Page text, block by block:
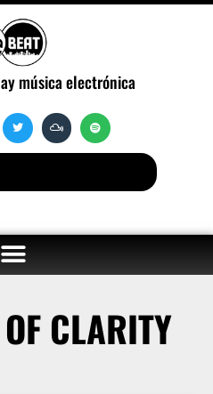
música electrónica
CLARITY